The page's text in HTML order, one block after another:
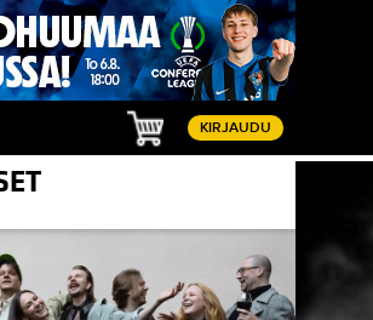
KIRJAUDU
Ostoskori